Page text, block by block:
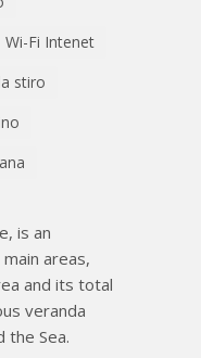
Wi-Fi Intenet
stiro
is an
areas,
and its total
veranda
the Sea.